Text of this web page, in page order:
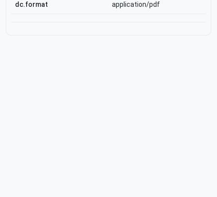
dc.format application/pdf